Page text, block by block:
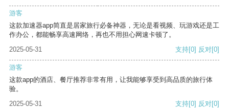
游客
这款加速器app简直是居家旅行必备神器，无论是看视频、玩游戏还是工
作办公，都能畅享高速网络，再也不用担心网速卡顿了。
2025-05-31
支持[0] 反对[0]
游客
这款app的酒店、餐厅推荐非常有用，让我能够享受到高品质的旅行体
验。
2025-05-31
支持[0] 反对[0]